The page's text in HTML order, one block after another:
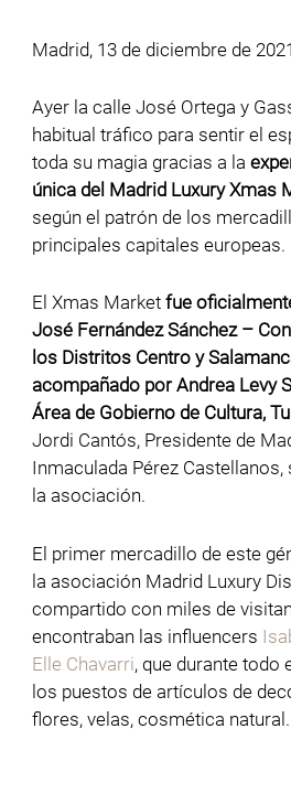
Madrid, 13 de diciembre de
Ayer la calle José Ortega y
habitual tráfico para sentir el
toda su magia gracias a la
única del Madrid Luxury Xmas
según el patrón de los
principales capitales europeas.
El Xmas Marketfue
José Fernández Sánchez –
los Distritos Centro y
acompañado por Andrea Levy
Área de Gobierno de Cultura,
Jordi Cantós, Presidente de
Inmaculada Pérez
la asociación.
El primer mercadillo de este
la asociación Madrid Luxury
compartido con miles de
encontraban las influencers
Elle Chavarri, que durante todo
los puestos de artículos de
flores, velas, cosmética natural.